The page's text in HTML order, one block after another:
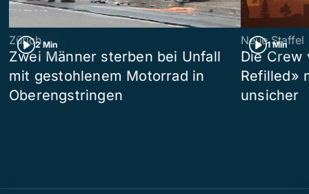
2 Min
Zürich
Zwei Männer sterben bei Unfall
mit gestohlenem Motorrad in
Oberengstringen
1 Min
Neue Staffel
Die Crew
Refilled»
unsicher